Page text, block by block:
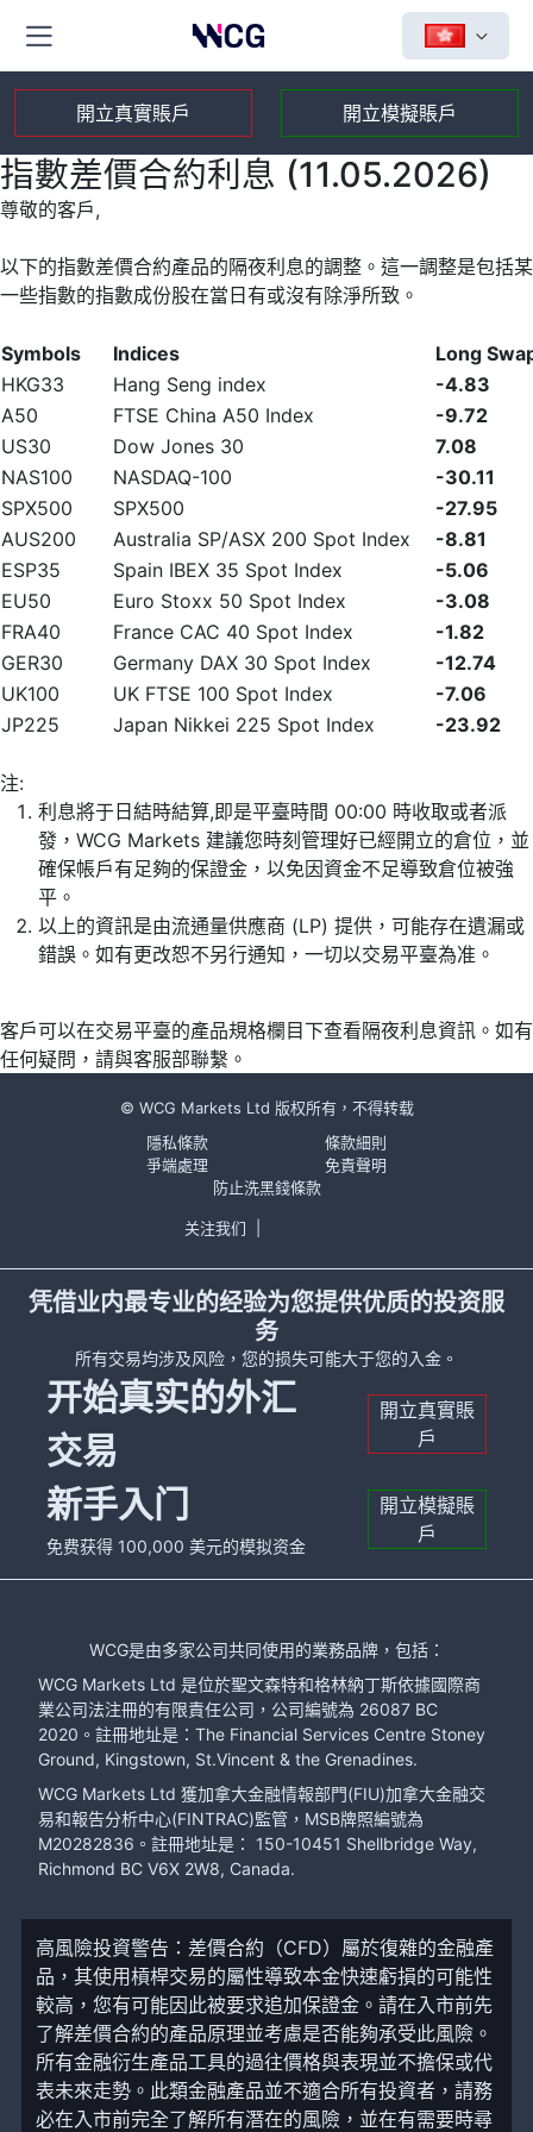
開立真實賬戶 開立模擬賬戶
指數差價合約利息 (11.05.2026)
尊敬的客戶,
以下的指數差價合約產品的隔夜利息的調整。這一調整是包括某
一些指數的指數成份股在當日有或沒有除淨所致。
Symbols Indices
Long
HKG33
Hang Seng index
-4.83
A50
FTSE China A50 Index
-9.72
US30
Dow Jones 30
7.08
NAS100
NASDAQ-100
-30.11
SPX500
SPX500
-27.95
AUS200
Australia SP/ASX 200 Spot Index
-8.81
ESP35
Spain IBEX 35 Spot Index
-5.06
EU50
Euro Stoxx 50 Spot Index
-3.08
FRA40
France CAC 40 Spot Index
-1.82
GER30
Germany DAX 30 Spot Index
-12.74
UK100
UK FTSE 100 Spot Index
-7.06
JP225
Japan Nikkei 225 Spot Index -23.92
注:
利息將于日結時結算,即是平臺時間 00:00 時收取或者派
發，WCG Markets 建議您時刻管理好已經開立的倉位，並
確保帳戶有足夠的保證金，以免因資金不足導致倉位被強
平。
以上的資訊是由流通量供應商 (LP) 提供，可能存在遺漏或
錯誤。如有更改恕不另行通知，一切以交易平臺為准。
客戶可以在交易平臺的產品規格欄目下查看隔夜利息資訊。如有
任何疑問，請與客服部聯繫。
© WCG Markets Ltd 版权所有，不得转载
隱私條款
條款細則
爭端處理
免責聲明
防止洗黑錢條款
关注我们
凭借业内最专业的经验为您提供优质的投资服
务
所有交易均涉及风险，您的损失可能大于您的入金。
开始真实的外汇
交易
開立真實賬
戶
新手入门
免费获得 100,000 美元的模拟资金
開立模擬賬
戶
WCG是由多家公司共同使用的業務品牌，包括：
WCG Markets Ltd 是位於聖文森特和格林納丁斯依據國際商
業公司法注冊的有限責任公司，公司編號為 26087 BC
2020。註冊地址是：The Financial Services Centre Stoney
Ground, Kingstown, St.Vincent & the Grenadines.
WCG Markets Ltd 獲加拿大金融情報部門(FIU)加拿大金融交
易和報告分析中心(FINTRAC)監管，MSB牌照編號為
M20282836。註冊地址是： 150-10451 Shellbridge Way,
Richmond BC V6X 2W8, Canada.
高風險投資警告：差價合約（CFD）屬於復雜的金融產
品，其使用槓桿交易的屬性導致本金快速虧損的可能性
較高，您有可能因此被要求追加保證金。請在入市前先
了解差價合約的產品原理並考慮是否能夠承受此風險。
所有金融衍生產品工具的過往價格與表現並不擔保或代
表未來走勢。此類金融產品並不適合所有投資者，請務
必在入市前完全了解所有潛在的風險，並在有需要時尋